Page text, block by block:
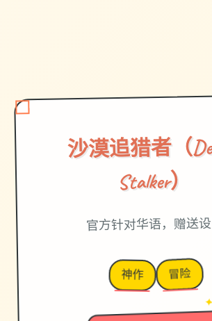
沙漠追猎者（
Stalker）
官方针对华语，赠送
神作 冒险
→